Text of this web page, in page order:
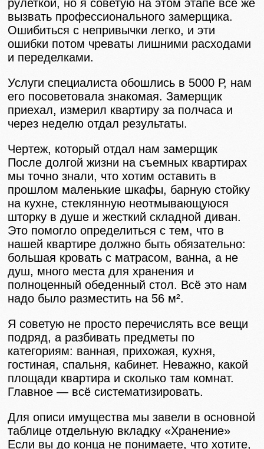
рулеткой, но я советую на этом этапе все же
вызвать профессионального замерщика.
Ошибиться с непривычки легко, и эти
ошибки потом чреваты лишними расходами
и переделками.
Услуги специалиста обошлись в 5000 Р, нам
его посоветовала знакомая. Замерщик
приехал, измерил квартиру за полчаса и
через неделю отдал результаты.
Чертеж, который отдал нам замерщик
После долгой жизни на съемных квартирах
мы точно знали, что хотим оставить в
прошлом маленькие шкафы, барную стойку
на кухне, стеклянную неотмывающуюся
шторку в душе и жесткий складной диван.
Это помогло определиться с тем, что в
нашей квартире должно быть обязательно:
большая кровать с матрасом, ванна, а не
душ, много места для хранения и
полноценный обеденный стол. Всё это нам
надо было разместить на 56 м².
Я советую не просто перечислять все вещи
подряд, а разбивать предметы по
категориям: ванная, прихожая, кухня,
гостиная, спальня, кабинет. Неважно, какой
площади квартира и сколько там комнат.
Главное — всё систематизировать.
Для описи имущества мы завели в основной
таблице отдельную вкладку «Хранение»
Если вы до конца не понимаете, что хотите,